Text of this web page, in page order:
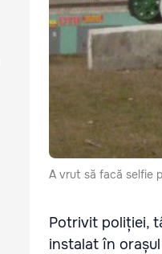
A vrut să facă selfie
Potrivit poliției,
instalat în